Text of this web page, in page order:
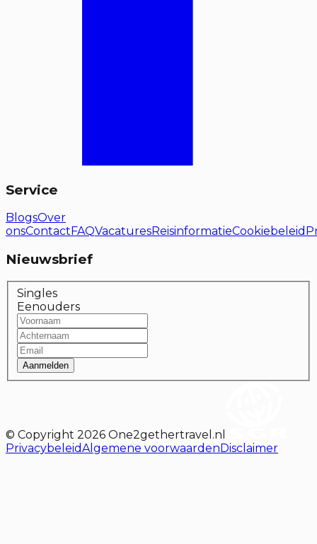
Service
BlogsOver
onsContact FAQVacaturesReisinformatieCookiebeleid
Nieuwsbrief
Singles
Eenouders
Aanmelden
© Copyright 2026 One2gethertravel.nl
PrivacybeleidAlgemene voorwaardenDisclaimer